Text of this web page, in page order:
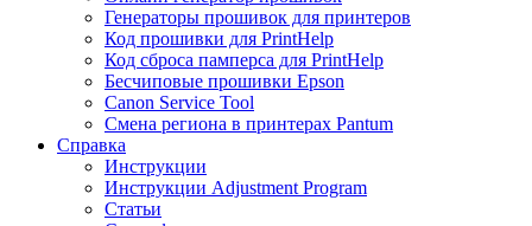
Генераторы прошивок для принтеров
Код прошивки для PrintHelp
Код сброса памперса для PrintHelp
Беcчиповые прошивки Epson
Canon Service Tool
Смена региона в принтерах Pantum
Справка
Инструкции
Инструкции Adjustment Program
Статьи